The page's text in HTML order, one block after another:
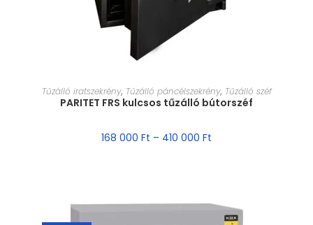
MÉRET VÁLASZTÁSA
Tűzálló iratszekrény, Tűzálló páncélszekrény, Tűzálló széf
PARITET FRS kulcsos tűzálló bútorszéf
168 000 Ft – 410 000 Ft